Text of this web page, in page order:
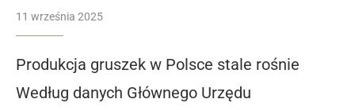
11 września 2025
Produkcja gruszek w Polsce stale rośnie
Według danych Głównego Urzędu